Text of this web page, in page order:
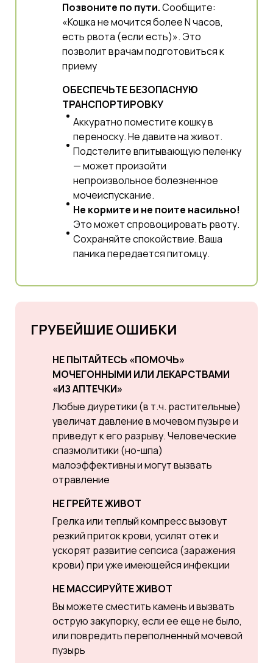
Позвоните по пути.Сообщите:
«Кошка не мочится более N часов,
есть рвота (если есть)». Это
позволит врачам подготовиться к
приему
ОБЕСПЕЧЬТЕ БЕЗОПАСНУЮ
ТРАНСПОРТИРОВКУ
Аккуратно поместите кошку в
переноску. Не давите на живот.
Подстелите впитывающую пеленку
— может произойти
непроизвольное болезненное
мочеиспускание.
Не кормите и не поите насильно!
Это может спровоцировать рвоту.
Сохраняйте спокойствие. Ваша
паника передается питомцу.
ГРУБЕЙШИЕ ОШИБКИ
НЕ ПЫТАЙТЕСЬ «ПОМОЧЬ»
МОЧЕГОННЫМИ ИЛИ ЛЕКАРСТВАМИ
«ИЗ АПТЕЧКИ»
Любые диуретики (в т.ч. растительные)
увеличат давление в мочевом пузыре и
приведут к его разрыву. Человеческие
спазмолитики (но-шпа)
малоэффективны и могут вызвать
отравление
НЕ ГРЕЙТЕ ЖИВОТ
Грелка или теплый компресс вызовут
резкий приток крови, усилят отек и
ускорят развитие сепсиса (заражения
крови) при уже имеющейся инфекции
НЕ МАССИРУЙТЕ ЖИВОТ
Вы можете сместить камень и вызвать
острую закупорку, если ее еще не было,
или повредить переполненный мочевой
пузырь